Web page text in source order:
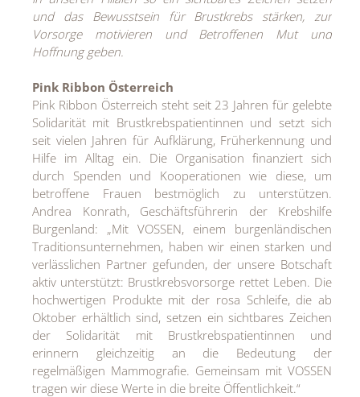
und das Bewusstsein für Brustkrebs stärken, zur
Vorsorge motivieren und Betroffenen Mut und
Hoffnung geben.
Pink Ribbon Österreich
Pink Ribbon Österreich steht seit 23 Jahren für gelebte
Solidarität mit Brustkrebspatientinnen und setzt sich
seit vielen Jahren für Aufklärung, Früherkennung und
Hilfe im Alltag ein. Die Organisation finanziert sich
durch Spenden und Kooperationen wie diese, um
betroffene Frauen bestmöglich zu unterstützen.
Andrea Konrath, Geschäftsführerin der Krebshilfe
Burgenland: „Mit VOSSEN, einem burgenländischen
Traditionsunternehmen, haben wir einen starken und
verlässlichen Partner gefunden, der unsere Botschaft
aktiv unterstützt: Brustkrebsvorsorge rettet Leben. Die
hochwertigen Produkte mit der rosa Schleife, die ab
Oktober erhältlich sind, setzen ein sichtbares Zeichen
der Solidarität mit Brustkrebspatientinnen und
erinnern gleichzeitig an die Bedeutung der
regelmäßigen Mammografie. Gemeinsam mit VOSSEN
tragen wir diese Werte in die breite Öffentlichkeit.“